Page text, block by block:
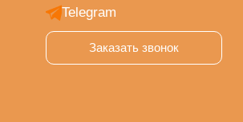
Telegram
Заказать звонок